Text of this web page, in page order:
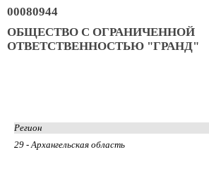
00080944
ОБЩЕСТВО С ОГРАНИЧЕННОЙ
ОТВЕТСТВЕННОСТЬЮ "ГРАНД"
Регион
29 - Архангельская область